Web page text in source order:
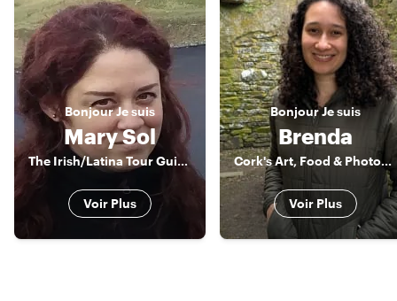
BonjourJe suis
Mary Sol
The Irish/Latina Tour Guide
Voir Plus
BonjourJe suis
Brenda
Cork's Art, Food & Photography Enthusiast
Voir Plus